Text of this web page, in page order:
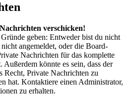
verschicken!
geben: Entweder bist du nicht
angemeldet, oder die Board-
Nachrichten für das komplette
Außerdem könnte es sein, dass der
Recht, Private Nachrichten zu
hat. Kontaktiere einen Administrator,
zu erhalten.